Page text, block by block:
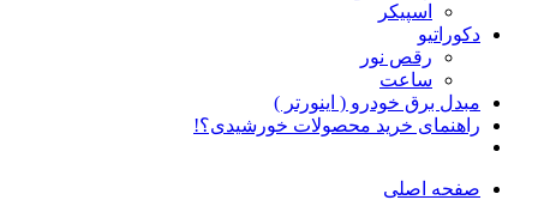
اسپیکر
دکوراتیو
رقص نور
ساعت
مبدل برق خودرو ( اینورتر )
راهنمای خرید محصولات خورشیدی؟!
صفحه اصلی